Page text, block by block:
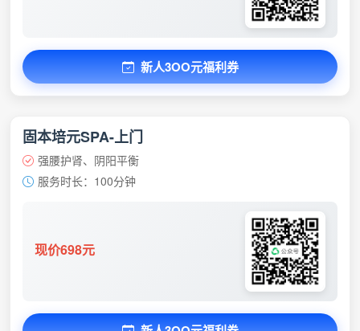
新人3OO元福利券
固本培元SPA-上门
强腰护肾、阴阳平衡
服务时长：100分钟
现价698元